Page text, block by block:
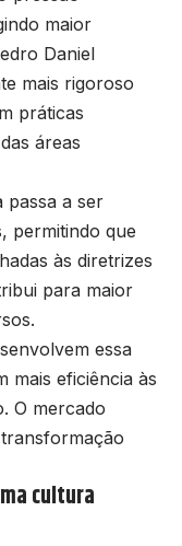
maior
Daniel
mais rigoroso
práticas
áreas
passa a ser
permitindo que
às diretrizes
para maior
essa
mais eficiência às
O mercado
cultura